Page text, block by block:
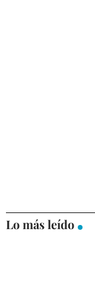
Lo más leído